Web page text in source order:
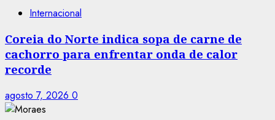
Internacional
Coreia do Norte indica sopa de carne de
cachorro para enfrentar onda de calor
recorde
agosto 7, 2026 0